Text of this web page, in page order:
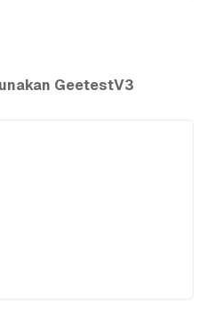
GeetestV3